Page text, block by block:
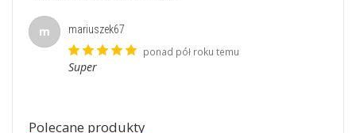
m
mariuszek67
ponad pół roku temu
Super
Polecane produkty